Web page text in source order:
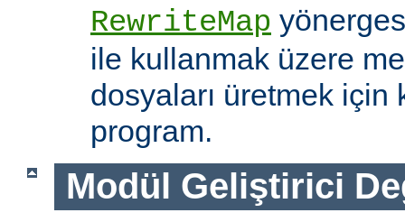
RewriteMap
ile kullanmak üzere
dosyaları üretmek için
program.
Modül Geliştirici